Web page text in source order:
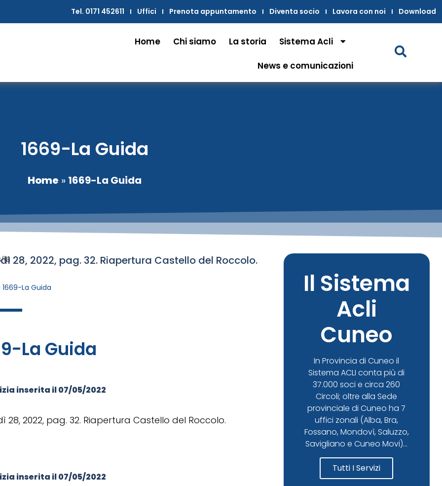
Tel. 0171 452611 Uffici Prenota appuntamento Diventa socio Lavora con noi Download
Home Chi siamo La storia Sistema Acli
News e comunicazioni
1669-La Guida
Home » 1669-La Guida
la28, 2022, pag. 32. Riapertura Castello del Roccolo.
1669-La Guida
La Guida
inserita il07/05/2022
28, 2022, pag. 32. Riapertura Castello del Roccolo.
inserita il07/05/2022
Il Sistema
Acli
Cuneo
In Provincia di Cuneo il
Sistema ACLI conta più di
37.000 soci e circa 260
Circoli; oltre alla Sede
provinciale di Cuneo ha 7
uffici zonali (Alba, Bra,
Fossano, Mondovì, Saluzzo,
Savigliano e Cuneo Movi)...
Tutti I Servizi